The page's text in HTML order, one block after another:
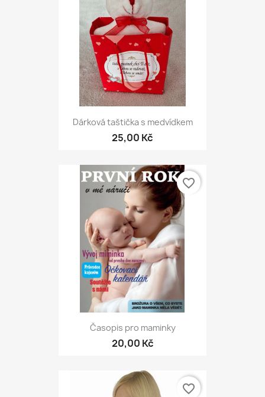
Dárková taštička s medvídkem
25,00 Kč
Časopis pro maminky
20,00 Kč
favorite_border
favorite_border